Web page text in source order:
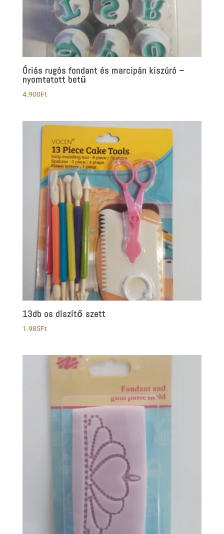
Óriás rugós fondant és marcipán kiszúró –
nyomtatott betű
4.900Ft
13db os díszítő szett
1.985Ft